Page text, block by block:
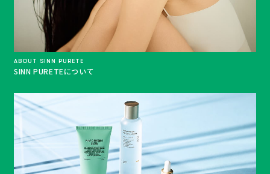
ABOUT SINN PURETE
SINN PURETEについて